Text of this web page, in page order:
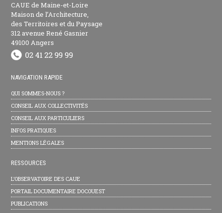
CAUE de Maine-et-Loire
Maison de l’Architecture,
des Territoires et du Paysage
312 avenue René Gasnier
49100 Angers
NAVIGATION RAPIDE
QUI SOMMES-NOUS ?
CONSEIL AUX COLLECTIVITÉS
CONSEIL AUX PARTICULIERS
INFOS PRATIQUES
MENTIONS LÉGALES
RESSOURCES
L’OBSERVATOIRE DES CAUE
PORTAIL DOCUMENTAIRE DOCOUEST
PUBLICATIONS